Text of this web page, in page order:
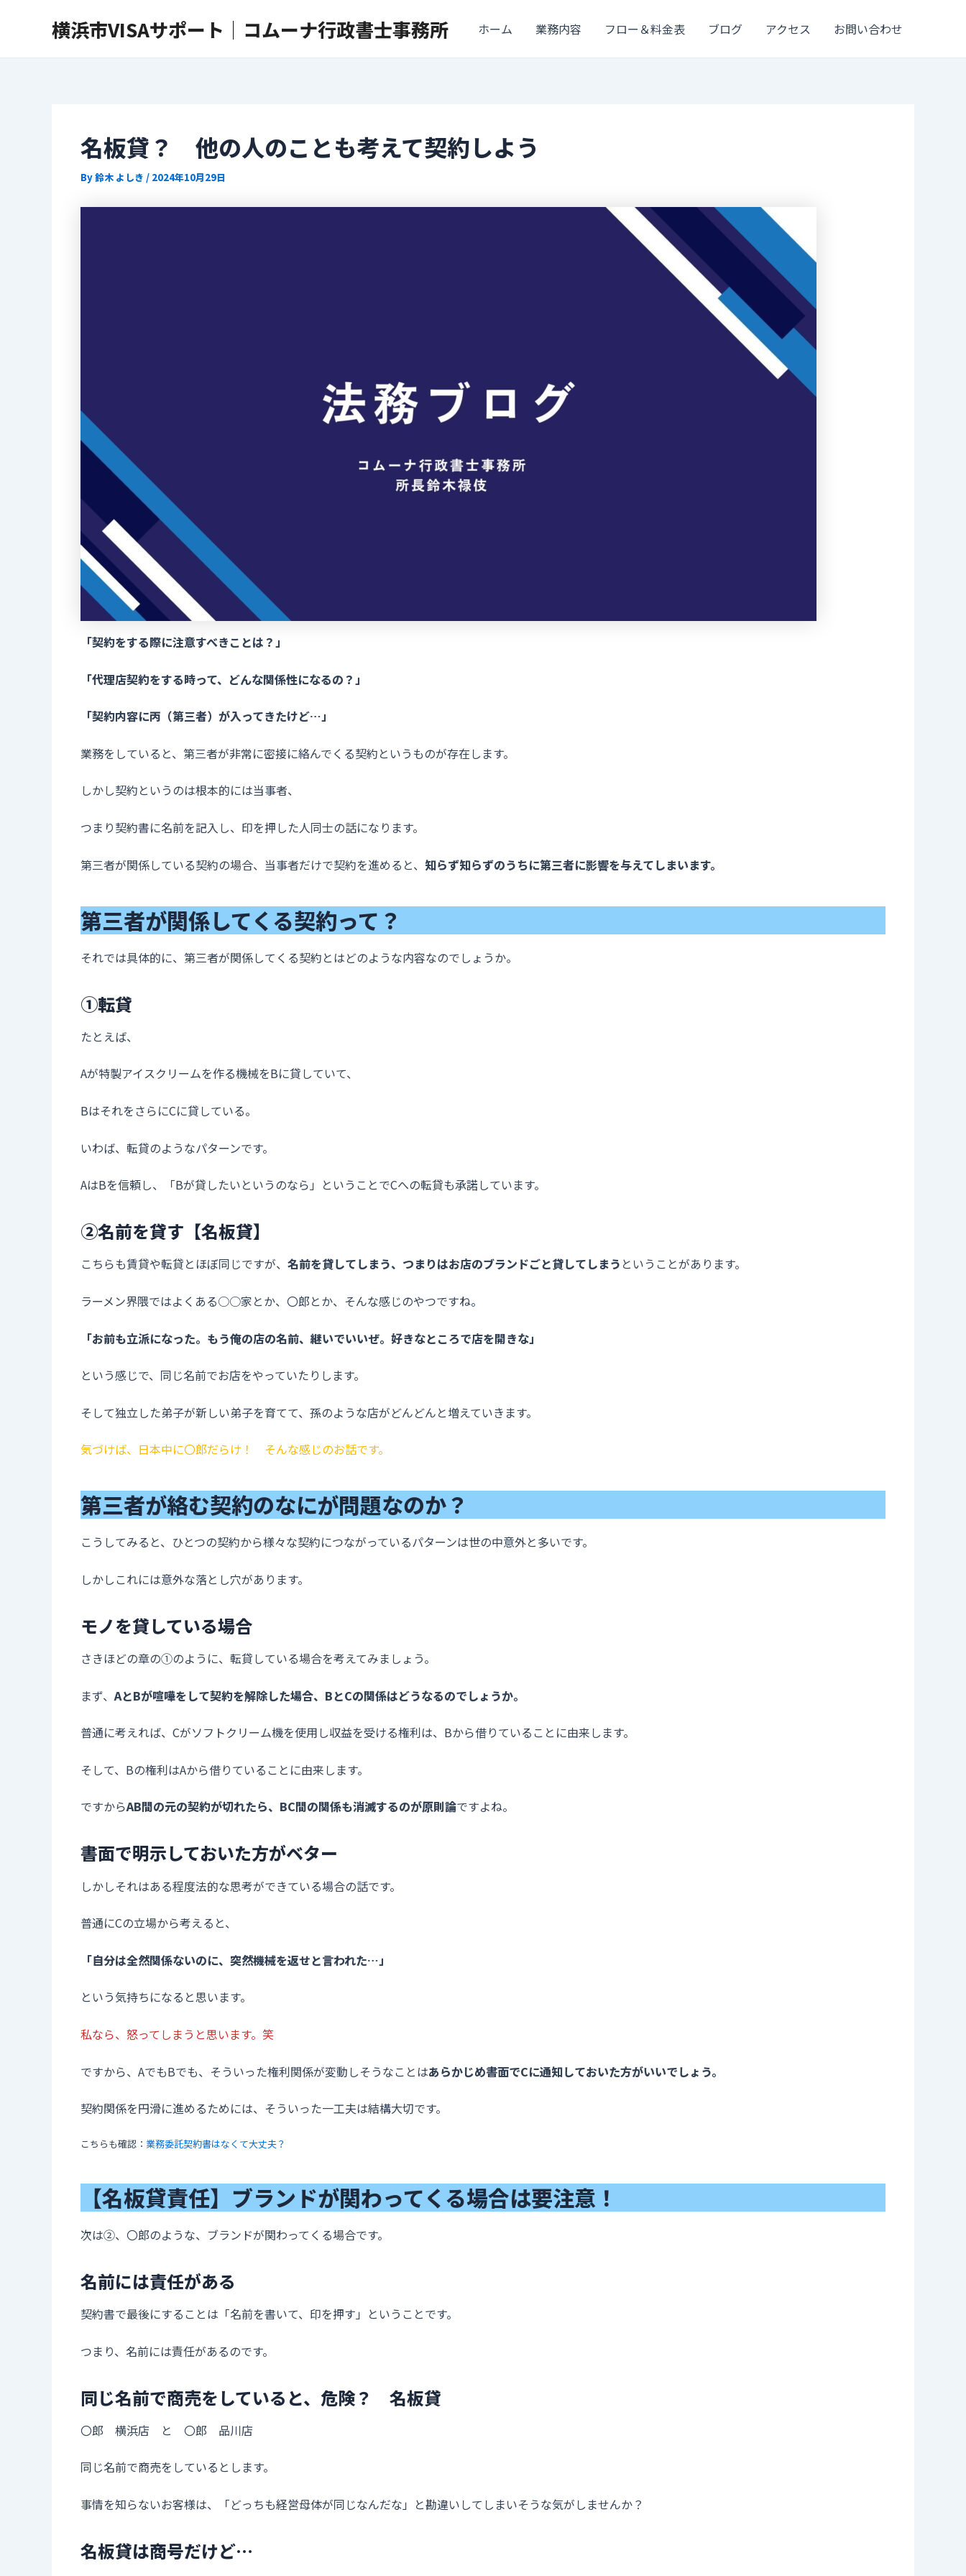
横浜市VISAサポート｜コムーナ行政書士事務所 ホーム 業務内容 フロー＆料金表 ブログ アクセス お問い合わせ
名板貸？ 他の人のことも考えて契約しよう
By鈴木 よしき / 2024年10月29日
「契約をする際に注意すべきことは？」
「代理店契約をする時って、どんな関係性になるの？」
「契約内容に丙（第三者）が入ってきたけど…」
業務をしていると、第三者が非常に密接に絡んでくる契約というものが存在します。
しかし契約というのは根本的には当事者、
つまり契約書に名前を記入し、印を押した人同士の話になります。
第三者が関係している契約の場合、当事者だけで契約を進めると、 知らず知らずのうちに第三者に影響を与えてしまいます。
第三者が関係してくる契約って？
それでは具体的に、第三者が関係してくる契約とはどのような内容なのでしょうか。
➀転貸
たとえば、
Aが特製アイスクリームを作る機械をBに貸していて、
BはそれをさらにCに貸している。
いわば、転貸のようなパターンです。
AはBを信頼し、「Bが貸したいというのなら」ということでCへの転貸も承諾しています。
②名前を貸す【名板貸】
こちらも賃貸や転貸とほぼ同じですが、 名前を貸してしまう、つまりはお店のブランドごと貸してしまう ということがあります。
ラーメン界隈ではよくある○○家とか、〇郎とか、そんな感じのやつですね。
「お前も立派になった。もう俺の店の名前、継いでいいぜ。好きなところで店を開きな」
という感じで、同じ名前でお店をやっていたりします。
そして独立した弟子が新しい弟子を育てて、孫のような店がどんどんと増えていきます。
気づけば、日本中に〇郎だらけ！ そんな感じのお話です。
第三者が絡む契約のなにが問題なのか？
こうしてみると、ひとつの契約から様々な契約につながっているパターンは世の中意外と多いです。
しかしこれには意外な落とし穴があります。
モノを貸している場合
さきほどの章の➀のように、転貸している場合を考えてみましょう。
まず、 AとBが喧嘩をして契約を解除した場合、BとCの関係はどうなるのでしょうか。
普通に考えれば、Cがソフトクリーム機を使用し収益を受ける権利は、Bから借りていることに由来します。
そして、Bの権利はAから借りていることに由来します。
ですからAB間の元の契約が切れたら、BC間の関係も消滅するのが原則論ですよね。
書面で明示しておいた方がベター
しかしそれはある程度法的な思考ができている場合の話です。
普通にCの立場から考えると、
「自分は全然関係ないのに、突然機械を返せと言われた…」
という気持ちになると思います。
私なら、怒ってしまうと思います。笑
ですから、AでもBでも、そういった権利関係が変動しそうなことはあらかじめ書面でCに通知しておいた方がいいでしょう。
契約関係を円滑に進めるためには、そういった一工夫は結構大切です。
こちらも確認： 業務委託契約書はなくて大丈夫？
【名板貸責任】ブランドが関わってくる場合は要注意！
次は②、〇郎のような、ブランドが関わってくる場合です。
名前には責任がある
契約書で最後にすることは「名前を書いて、印を押す」ということです。
つまり、名前には責任があるのです。
同じ名前で商売をしていると、危険？ 名板貸
〇郎 横浜店 と 〇郎 品川店
同じ名前で商売をしているとします。
事情を知らないお客様は、「どっちも経営母体が同じなんだな」と勘違いしてしまいそうな気がしませんか？
名板貸は商号だけど…
navigation